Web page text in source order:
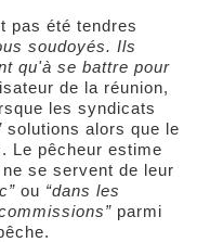
soudoyés. Ils
qu'à se battre pour
de la réunion,
les syndicats
solutions alors que le
Le pêcheur estime
se servent de leur
ou “dans les
parmi